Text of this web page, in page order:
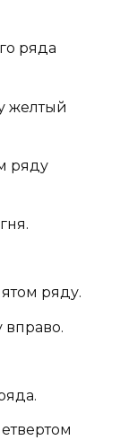
ряда
желтый
ряду
ряду.
вправо.